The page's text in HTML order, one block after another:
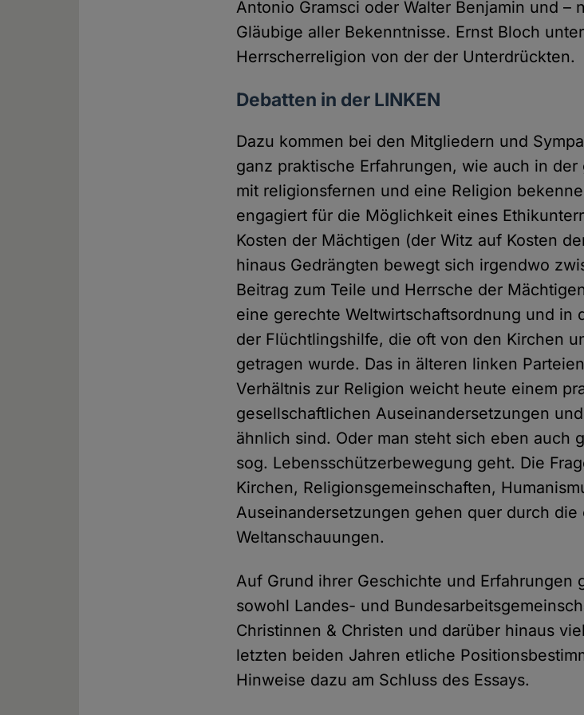
Antonio Gramsci oder Walter Benjamin und –
Gläubige aller Bekenntnisse. Ernst Bloch
Herrscherreligion von der der Unterdrückten.
Debatten in der LINKEN
Dazu kommen bei den Mitgliedern und
ganz praktische Erfahrungen, wie auch in
mit religionsfernen und eine Religion
engagiert für die Möglichkeit eines
Kosten der Mächtigen (der Witz auf Kosten
hinaus Gedrängten bewegt sich irgendwo
Beitrag zum Teile und Herrsche der
eine gerechte Weltwirtschaftsordnung und in
der Flüchtlingshilfe, die oft von den Kirchen
getragen wurde. Das in älteren linken
Verhältnis zur Religion weicht heute einem
gesellschaftlichen Auseinandersetzungen
ähnlich sind. Oder man steht sich eben auch
sog. Lebensschützerbewegung geht. Die
Kirchen, Religionsgemeinschaften,
Auseinandersetzungen gehen quer durch
Weltanschauungen.
Auf Grund ihrer Geschichte und Erfahrungen
sowohl Landes- und
Christinnen & Christen und darüber hinaus
letzten beiden Jahren etliche
Hinweise dazu am Schluss des Essays.